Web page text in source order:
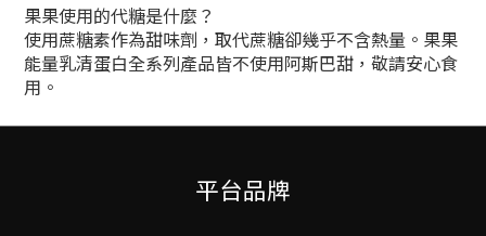
果果使用的代糖是什麼？
使用蔗糖素作為甜味劑，取代蔗糖卻幾乎不含熱量。果果
能量乳清蛋白全系列產品皆不使用阿斯巴甜，敬請安心食
用。
平台品牌